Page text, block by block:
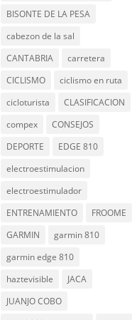
BISONTE DE LA PESA
cabezon de la sal
CANTABRIA
carretera
CICLISMO
ciclismo en ruta
cicloturista
CLASIFICACION
compex
CONSEJOS
DEPORTE
EDGE 810
electroestimulacion
electroestimulador
ENTRENAMIENTO
FROOME
GARMIN
garmin 810
garmin edge 810
haztevisible
JACA
JUANJO COBO